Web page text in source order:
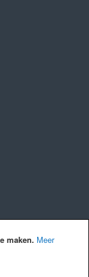
maken. Meer